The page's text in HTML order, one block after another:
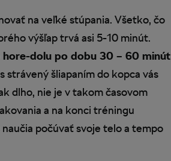
na veľké stúpania. Všetko, čo
výšľap trvá asi 5-10 minút.
dolu po dobu 30 – 60 minút
strávený šliapaním do kopca vás
dlho, nie je v takom časovom
a na konci tréningu
počúvať svoje telo a tempo